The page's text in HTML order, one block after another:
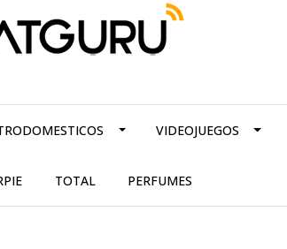
VIDEOJUEGOS
TOTAL PERFUMES